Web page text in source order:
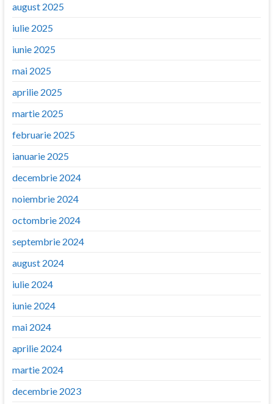
august 2025
iulie 2025
iunie 2025
mai 2025
aprilie 2025
martie 2025
februarie 2025
ianuarie 2025
decembrie 2024
noiembrie 2024
octombrie 2024
septembrie 2024
august 2024
iulie 2024
iunie 2024
mai 2024
aprilie 2024
martie 2024
decembrie 2023